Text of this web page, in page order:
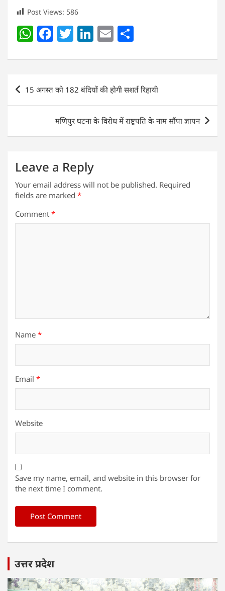
Post Views: 586
W
at
s
A
F
c
e
b
o
o
T
itt
er
Li
k
e
dI
n
E
ai
l
ar
e
Post
navigation
15 अगस्त को 182 बंदियों की होगी सशर्त रिहायी
मणिपुर घटना के विरोध में राष्ट्रपति के नाम सौंपा ज्ञापन
Leave a Reply
Your email address will not be published. Required
fields are marked *
Comment *
Name *
Email *
Website
Save my name, email, and website in this browser for
the next time I comment.
उत्तर प्रदेश